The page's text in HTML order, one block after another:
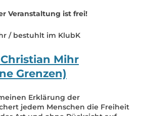
Veranstaltung ist frei!
/ bestuhlt im KlubK
Mihr
Grenzen)
Erklärung der
jedem Menschen die Freiheit